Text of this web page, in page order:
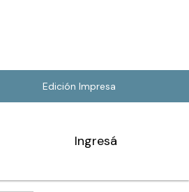
Edición Impresa
Ingresá